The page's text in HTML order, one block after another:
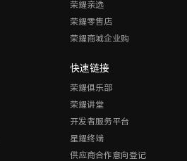
荣耀亲选
荣耀零售店
荣耀商城企业购
快速链接
荣耀俱乐部
荣耀讲堂
开发者服务平台
星耀终端
供应商合作意向登记